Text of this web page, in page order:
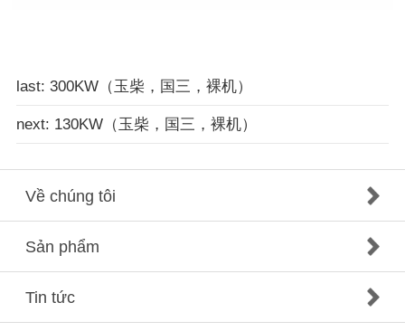
last: 300KW（玉柴，国三，裸机）
next: 130KW（玉柴，国三，裸机）
Về chúng tôi
Sản phẩm
Tin tức